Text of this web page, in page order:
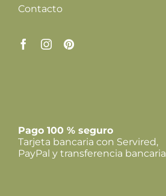
Contacto
Pago 100 % seguro
Tarjeta bancaria con Servired,
PayPal y transferencia bancaria